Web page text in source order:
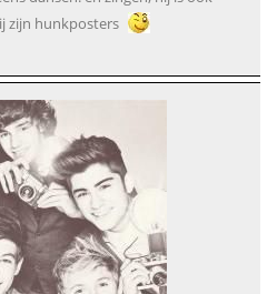
zijn hunkposters